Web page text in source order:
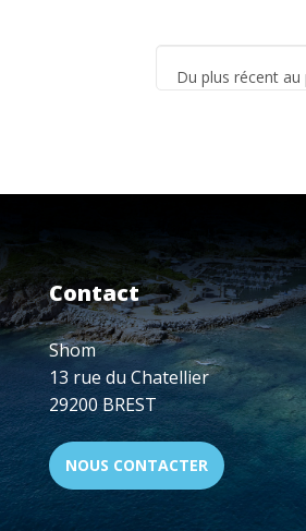
Du plus récent au
Contact
Shom
13 rue du Chatellier
29200 BREST
NOUS CONTACTER